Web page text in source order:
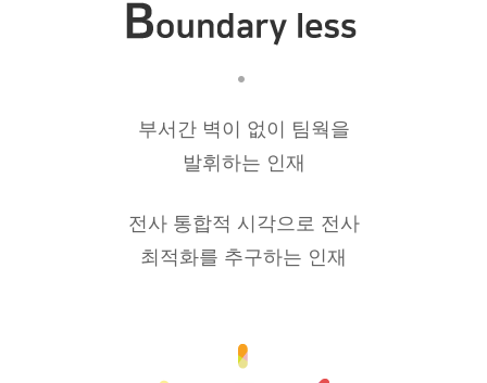
부서간 벽이 없이 팀웍을
발휘하는 인재
전사 통합적 시각으로 전사
최적화를 추구하는 인재